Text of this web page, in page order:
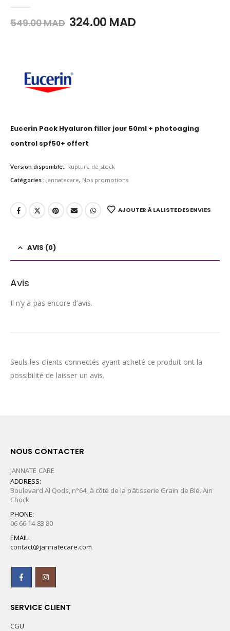
549.00MAD Le
MAD.
324.00 MADLe
Eucerin Pack Hyaluron filler jour 50ml + photoaging
control spf50+ offert
Version disponible:: Rupture de stock
Catégories : Jannatecare, Nos promotions
AJOUTER À LA LISTE DES ENVIES
AVIS (0)
Avis
Il n’y a pas encore d’avis.
Seuls les clients connectés ayant acheté ce produit ont la
possibilité de laisser un avis.
NOUS CONTACTER
JANNATE CARE
ADDRESS:
Boulevard Al Qods, n°64, à côté de la pâtisserie Grain de Blé. Ain
Chock
PHONE:
06 66 14 83 80
EMAIL:
contact@jannatecare.com
SERVICE CLIENT
CGU